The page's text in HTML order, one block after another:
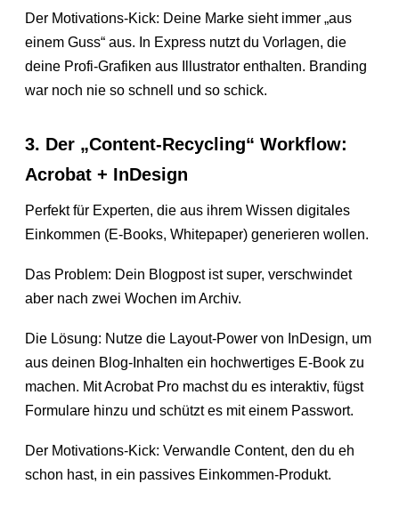
Der Motivations-Kick: Deine Marke sieht immer „aus
einem Guss“ aus. In Express nutzt du Vorlagen, die
deine Profi-Grafiken aus Illustrator enthalten. Branding
war noch nie so schnell und so schick.
3. Der „Content-Recycling“ Workflow:
Acrobat + InDesign
Perfekt für Experten, die aus ihrem Wissen digitales
Einkommen (E-Books, Whitepaper) generieren wollen.
Das Problem: Dein Blogpost ist super, verschwindet
aber nach zwei Wochen im Archiv.
Die Lösung: Nutze die Layout-Power von InDesign, um
aus deinen Blog-Inhalten ein hochwertiges E-Book zu
machen. Mit Acrobat Pro machst du es interaktiv, fügst
Formulare hinzu und schützt es mit einem Passwort.
Der Motivations-Kick: Verwandle Content, den du eh
schon hast, in ein passives Einkommen-Produkt.